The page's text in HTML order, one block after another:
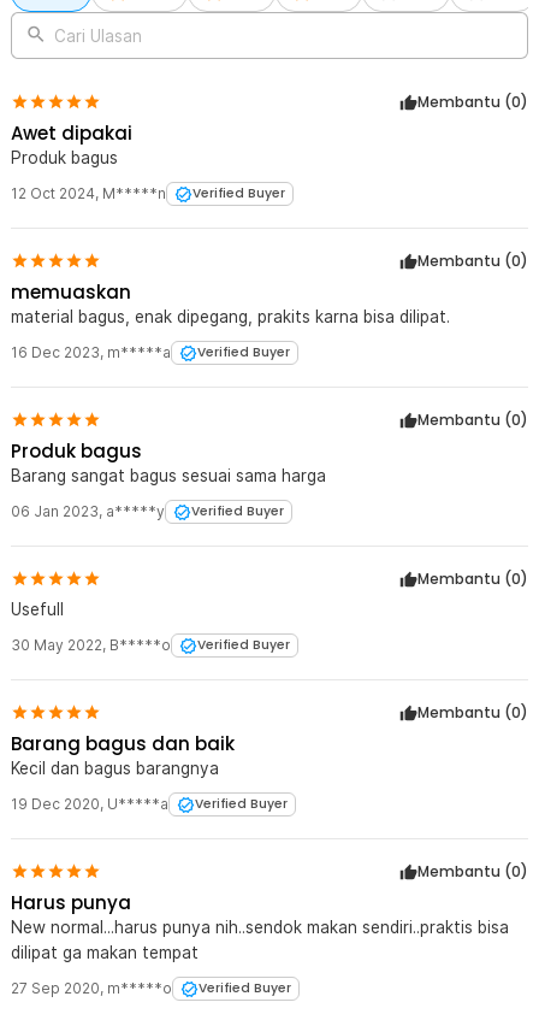
Cari Ulasan
Membantu (0)
Awet dipakai
Produk bagus
12 Oct 2024, M*****n Verified Buyer
Membantu (0)
memuaskan
material bagus, enak dipegang, prakits karna bisa dilipat.
16 Dec 2023, m*****a Verified Buyer
Membantu (0)
Produk bagus
Barang sangat bagus sesuai sama harga
06 Jan 2023, a*****y Verified Buyer
Membantu (0)
Usefull
30 May 2022, B*****o Verified Buyer
Membantu (0)
Barang bagus dan baik
Kecil dan bagus barangnya
19 Dec 2020, U*****a Verified Buyer
Membantu (0)
Harus punya
New normal...harus punya nih..sendok makan sendiri..praktis bisa
dilipat ga makan tempat
27 Sep 2020, m*****o Verified Buyer